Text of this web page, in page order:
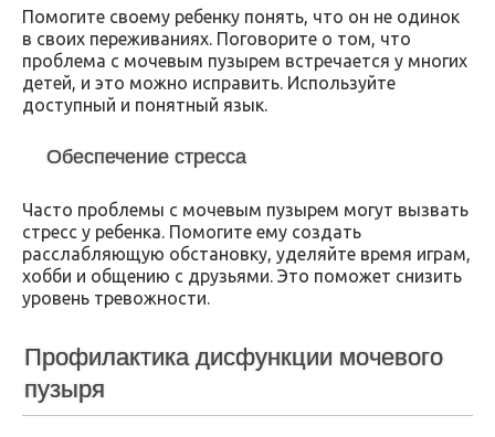
Помогите своему ребенку понять, что он не одинок
в своих переживаниях. Поговорите о том, что
проблема с мочевым пузырем встречается у многих
детей, и это можно исправить. Используйте
доступный и понятный язык.
Обеспечение стресса
Часто проблемы с мочевым пузырем могут вызвать
стресс у ребенка. Помогите ему создать
расслабляющую обстановку, уделяйте время играм,
хобби и общению с друзьями. Это поможет снизить
уровень тревожности.
Профилактика дисфункции мочевого
пузыря